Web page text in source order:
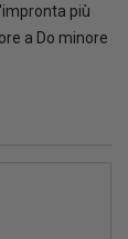
più
a Do minore